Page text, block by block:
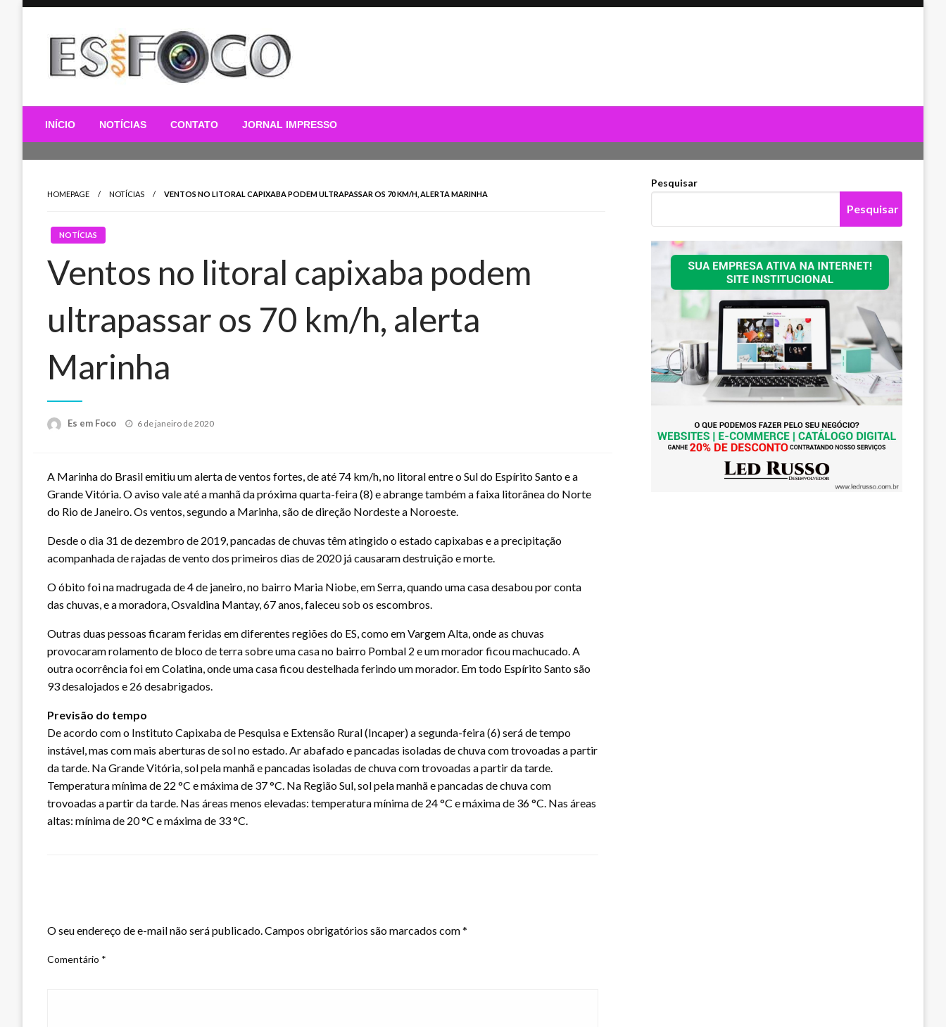
Es Em Foco
INÍCIO NOTÍCIAS CONTATO JORNAL IMPRESSO
HOMEPAGE NOTÍCIAS VENTOS NO LITORAL CAPIXABA PODEM ULTRAPASSAR OS 70 KM/H, ALERTA MARINHA
NOTÍCIAS
Ventos no litoral capixaba podem
ultrapassar os 70 km/h, alerta
Marinha
Es em Foco
Posted
6 de janeiro de 2020
A Marinha do Brasil emitiu um alerta de ventos fortes, de até 74 km/h, no litoral entre o Sul do Espírito Santo e a
Grande Vitória. O aviso vale até a manhã da próxima quarta-feira (8) e abrange também a faixa litorânea do Norte
do Rio de Janeiro. Os ventos, segundo a Marinha, são de direção Nordeste a Noroeste.
Desde o dia 31 de dezembro de 2019, pancadas de chuvas têm atingido o estado capixabas e a precipitação
acompanhada de rajadas de vento dos primeiros dias de 2020 já causaram destruição e morte.
O óbito foi na madrugada de 4 de janeiro, no bairro Maria Niobe, em Serra, quando uma casa desabou por conta
das chuvas, e a moradora, Osvaldina Mantay, 67 anos, faleceu sob os escombros.
Outras duas pessoas ficaram feridas em diferentes regiões do ES, como em Vargem Alta, onde as chuvas
provocaram rolamento de bloco de terra sobre uma casa no bairro Pombal 2 e um morador ficou machucado. A
outra ocorrência foi em Colatina, onde uma casa ficou destelhada ferindo um morador. Em todo Espírito Santo são
93 desalojados e 26 desabrigados.
Previsão do tempo
De acordo com o Instituto Capixaba de Pesquisa e Extensão Rural (Incaper) a segunda-feira (6) será de tempo
instável, mas com mais aberturas de sol no estado. Ar abafado e pancadas isoladas de chuva com trovoadas a partir
da tarde. Na Grande Vitória, sol pela manhã e pancadas isoladas de chuva com trovoadas a partir da tarde.
Temperatura mínima de 22 °C e máxima de 37 °C. Na Região Sul, sol pela manhã e pancadas de chuva com
trovoadas a partir da tarde. Nas áreas menos elevadas: temperatura mínima de 24 °C e máxima de 36 °C. Nas áreas
altas: mínima de 20 °C e máxima de 33 °C.
O seu endereço de e-mail não será publicado.Campos obrigatórios são marcados com*
Comentário *
Pesquisar
Pesquisar